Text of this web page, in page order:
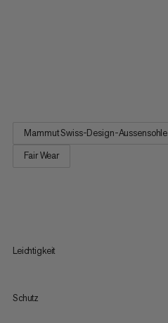
Mammut Swiss-Design-Aussensohle
Fair Wear
Leichtigkeit
Schutz